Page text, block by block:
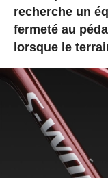
recherche un
fermeté au
lorsque le